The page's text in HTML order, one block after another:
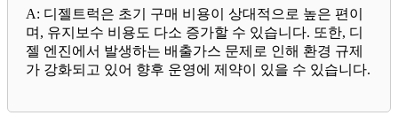
A: 디젤트럭은 초기 구매 비용이 상대적으로 높은 편이
며, 유지보수 비용도 다소 증가할 수 있습니다. 또한, 디
젤 엔진에서 발생하는 배출가스 문제로 인해 환경 규제
가 강화되고 있어 향후 운영에 제약이 있을 수 있습니다.